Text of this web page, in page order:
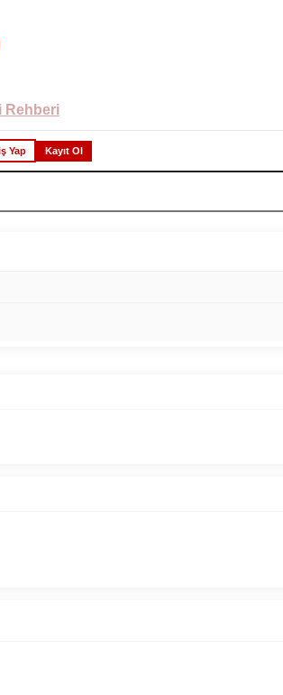
Rehberi
Yap Kayıt Ol